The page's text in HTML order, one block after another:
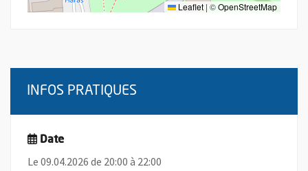
Leaflet | ©OpenStreetMap
INFOS PRATIQUES
Date
Le 09.04.2026 de 20:00 à 22:00